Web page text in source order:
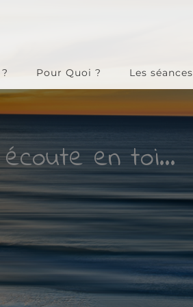
Pour Quoi ? Les séances
en toi...